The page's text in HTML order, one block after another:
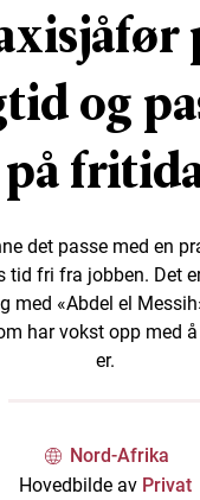
og
på
det passe med en
tid fri fra jobben. Det
med «Abdel el
har vokst opp med
er.
Nord-Afrika
Hovedbilde av Privat